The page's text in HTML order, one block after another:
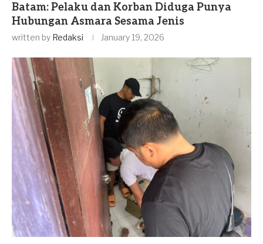
Batam: Pelaku dan Korban Diduga Punya
Hubungan Asmara Sesama Jenis
written by Redaksi January 19, 2026